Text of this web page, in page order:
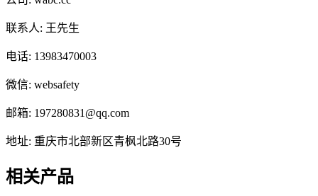
联系人: 王先生
电话: 13983470003
微信: websafety
邮箱: 197280831@qq.com
地址: 重庆市北部新区青枫北路30号
相关产品